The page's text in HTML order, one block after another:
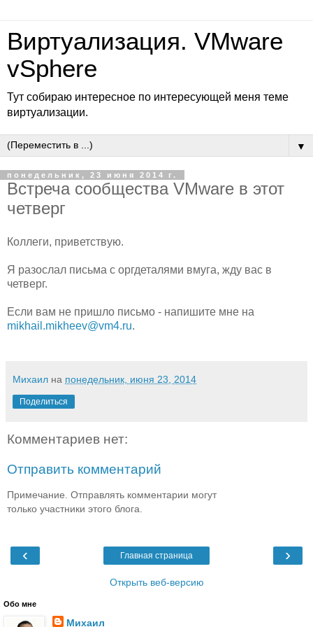
Виртуализация. VMware
vSphere
Тут собираю интересное по интересующей меня теме
виртуализации.
▼
понедельник, 23 июня 2014 г.
Встреча сообщества VMware в этот
четверг
Коллеги, приветствую.
Я разослал письма с оргдеталями вмуга, жду вас в
четверг.
Если вам не пришло письмо - напишите мне на
mikhail.mikheev@vm4.ru.
Михаил на понедельник, июня 23, 2014
Поделиться
Комментариев нет:
Отправить комментарий
Примечание. Отправлять комментарии могут
только участники этого блога.
‹ ›
Главная страница
Открыть веб-версию
Обо мне
Михаил